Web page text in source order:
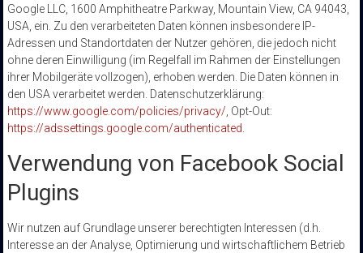
Google LLC, 1600 Amphitheatre Parkway, Mountain View, CA 94043,
USA, ein. Zu den verarbeiteten Daten können insbesondere IP-
Adressen und Standortdaten der Nutzer gehören, die jedoch nicht
ohne deren Einwilligung (im Regelfall im Rahmen der Einstellungen
ihrer Mobilgeräte vollzogen), erhoben werden. Die Daten können in
den USA verarbeitet werden. Datenschutzerklärung:
https://www.google.com/policies/privacy/ , Opt-Out:
https://adssettings.google.com/authenticated
Verwendung von Facebook Social
Plugins
Wir nutzen auf Grundlage unserer berechtigten Interessen (d.h.
Interesse an der Analyse, Optimierung und wirtschaftlichem Betrieb